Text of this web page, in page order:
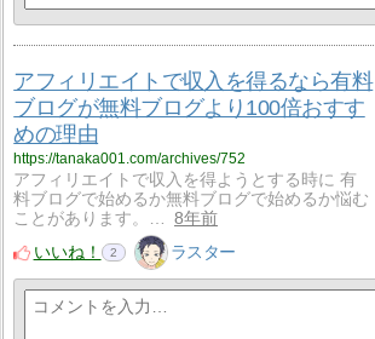
アフィリエイトで収入を得るなら有料
ブログが無料ブログより100倍おすす
めの理由
https://tanaka001.com/archives/752
アフィリエイトで収入を得ようとする時に 有
料ブログで始めるか無料ブログで始めるか悩む
ことがあります。…
8年前
いいね！
2 ラスター